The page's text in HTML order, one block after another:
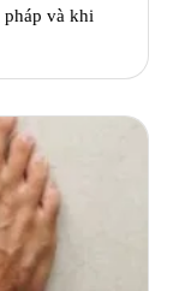
pháp và khi